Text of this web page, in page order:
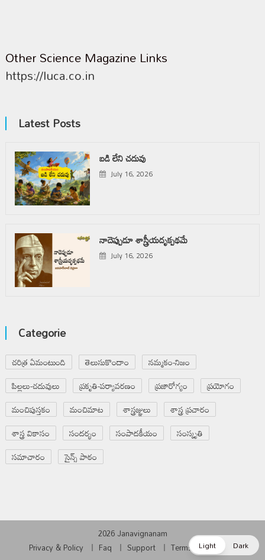
Other Science Magazine Links
https://luca.co.in
Latest Posts
బడి లేని చదువు
July 16, 2026
నాదెప్పుడూ శాస్త్రీయదృక్పథమే
July 16, 2026
Categorie
చరిత్ర ఏమంటుంది తెలుసుకొందాం
నమ్మకం-నిజం
పిల్లలు-చదువులు
ప్రకృతి-పర్యావరణం ప్రజారోగ్యం
ప్రయోగం
మంచిపుస్తకం
మంచిమాట శాస్త్రజ్ఞులు
శాస్త్ర ప్రచారం
శాస్త్ర వికాసం
సందర్భం సంపాదకీయం
సంస్కృతి
సమాచారం
సైన్స్ పాఠం
2026 Janavignanam
Privacy & Policy
Faq Support Terms & Condition
Light Dark